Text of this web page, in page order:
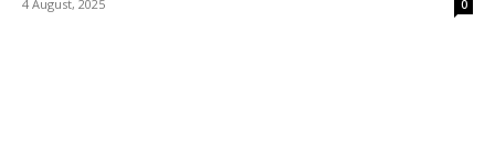
4 August, 2025 0